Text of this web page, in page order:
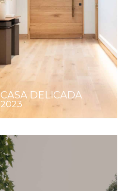
CASA DELICADA
2023